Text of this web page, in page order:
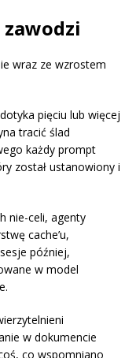
zawodzi
wraz ze wzrostem
pięciu lub więcej
tracić ślad
każdy prompt
został ustanowiony i
nie-celi, agenty
cache’u,
później,
w model
w dokumencie
co wspomniano